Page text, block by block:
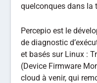
quelconques dans la
Percepio est le
de diagnostic
et basés sur Linux :
(Device Firmware
cloud à venir, qui